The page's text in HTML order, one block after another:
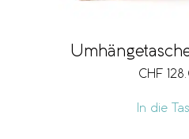
CHF
In die